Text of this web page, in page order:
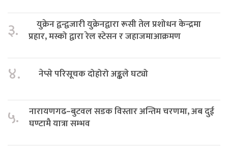
३.
युक्रेन द्वन्द्वजारी युक्रेनद्वारा रूसी तेल प्रशोधन केन्द्रमा
प्रहार, मस्को द्वारा रेल स्टेसन र जहाजमाआक्रमण
४. नेप्से परिसूचक दोहोरो अङ्कले घट्यो
५.
नारायणगढ–बुटवल सडक विस्तार अन्तिम चरणमा, अब दुई
घण्टामै यात्रा सम्भव